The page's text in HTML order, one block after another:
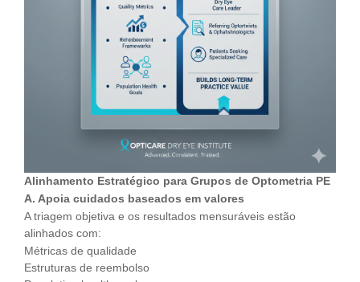
Alinhamento Estratégico para Grupos de Optometria PE
A. Apoia cuidados baseados em valores
A triagem objetiva e os resultados mensuráveis ​​estão
alinhados com:
Métricas de qualidade
Estruturas de reembolso